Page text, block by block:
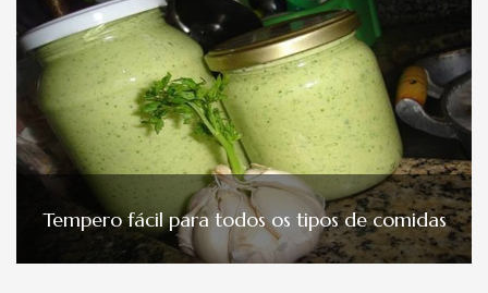
Tempero fácil para todos os tipos de comidas